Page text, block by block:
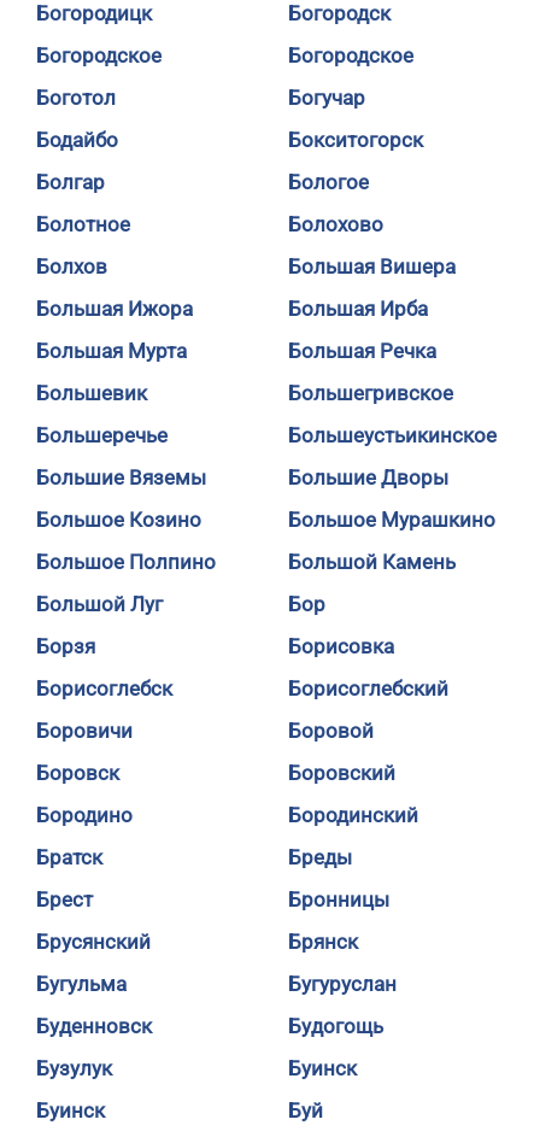
Богородицк
Богородск
Богородское
Богородское
Боготол
Богучар
Бодайбо
Бокситогорск
Болгар
Бологое
Болотное
Болохово
Болхов
Большая Вишера
Большая Ижора
Большая Ирба
Большая Мурта
Большая Речка
Большевик
Большегривское
Большеречье
Большеустьикинское
Большие Вяземы
Большие Дворы
Большое Козино
Большое Мурашкино
Большое Полпино
Большой Камень
Большой Луг
Бор
Борзя
Борисовка
Борисоглебск
Борисоглебский
Боровичи
Боровой
Боровск
Боровский
Бородино
Бородинский
Братск
Бреды
Брест
Бронницы
Брусянский
Брянск
Бугульма
Бугуруслан
Буденновск
Будогощь
Бузулук
Буинск
Буинск
Буй